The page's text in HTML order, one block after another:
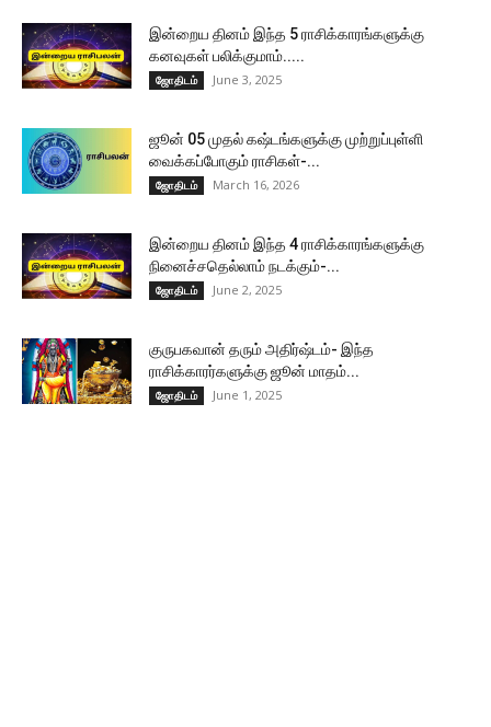
இன்றைய தினம் இந்த 5 ராசிக்காரங்களுக்கு
கனவுகள் பலிக்குமாம்.....
ஜோதிடம் June 3, 2025
ஜூன் 05 முதல் கஷ்டங்களுக்கு முற்றுப்புள்ளி
வைக்கப்போகும் ராசிகள்-...
ஜோதிடம் March 16, 2026
இன்றைய தினம் இந்த 4 ராசிக்காரங்களுக்கு
நினைச்சதெல்லாம் நடக்கும்-...
ஜோதிடம் June 2, 2025
குருபகவான் தரும் அதிர்ஷ்டம்- இந்த
ராசிக்காரர்களுக்கு ஜூன் மாதம்...
ஜோதிடம் June 1, 2025